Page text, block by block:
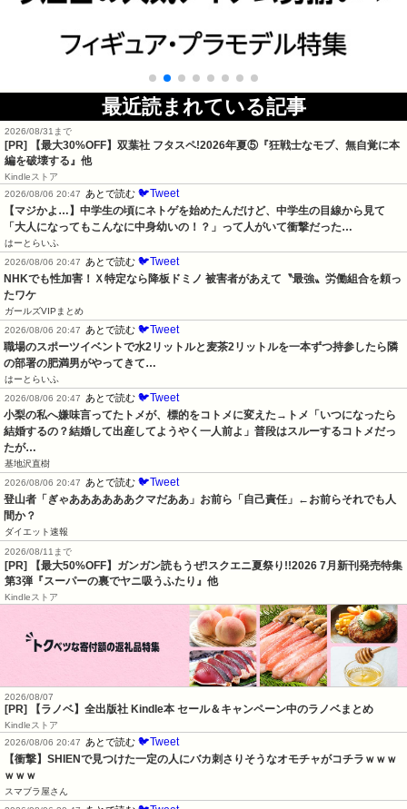
最近読まれている記事
2026/08/31まで
[PR] 【最大30%OFF】双葉社 フタスペ!2026年夏⑤『狂戦士なモブ、無自覚に本
編を破壊する』他
Kindleストア
2026/08/06 20:47
あとで読む 🐦Tweet
【マジかよ…】中学生の頃にネトゲを始めたんだけど、中学生の目線から見て
「大人になってもこんなに中身幼いの！？」って人がいて衝撃だった…
はーとらいふ
2026/08/06 20:47
あとで読む 🐦Tweet
NHKでも性加害！Ｘ特定なら降板ドミノ 被害者があえて〝最強〟労働組合を頼っ
たワケ
ガールズVIPまとめ
2026/08/06 20:47
あとで読む 🐦Tweet
職場のスポーツイベントで水2リットルと麦茶2リットルを一本ずつ持参したら隣
の部署の肥満男がやってきて…
はーとらいふ
2026/08/06 20:47
あとで読む 🐦Tweet
小梨の私へ嫌味言ってたトメが、標的をコトメに変えた→トメ「いつになったら
結婚するの？結婚して出産してようやく一人前よ」普段はスルーするコトメだっ
たが…
基地沢直樹
2026/08/06 20:47
あとで読む 🐦Tweet
登山者「ぎゃああああああクマだああ」お前ら「自己責任」←お前らそれでも人
間か？
ダイエット速報
2026/08/11まで
[PR] 【最大50%OFF】ガンガン読もうぜ!スクエニ夏祭り!!2026 7月新刊発売特集
第3弾『スーパーの裏でヤニ吸うふたり』他
Kindleストア
2026/08/07
[PR] 【ラノベ】全出版社 Kindle本 セール＆キャンペーン中のラノベまとめ
Kindleストア
2026/08/06 20:47
あとで読む 🐦Tweet
【衝撃】SHIENで見つけた一定の人にバカ刺さりそうなオモチャがコチラｗｗｗ
ｗｗｗ
スマブラ屋さん